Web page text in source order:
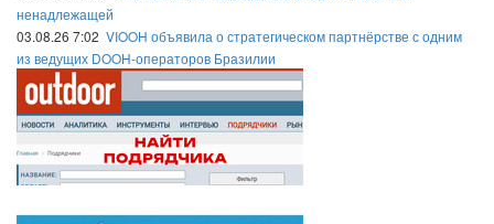
ненадлежащей
03.08.26 7:02 VIOOH объявила о стратегическом партнёрстве с одним
из ведущих DOOH-операторов Бразилии